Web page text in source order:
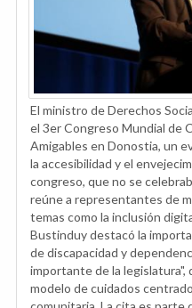
El ministro de Derechos
el 3er Congreso Mundial de
Amigables en Donostia, un
la accesibilidad y el
congreso, que no se
reúne a representantes de
temas como la inclusión
Bustinduy destacó la
de discapacidad y
importante de la legislatura",
modelo de cuidados